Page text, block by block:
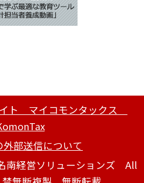
ト マイコモンタックス
部送信について
南経営ソリューションズ All